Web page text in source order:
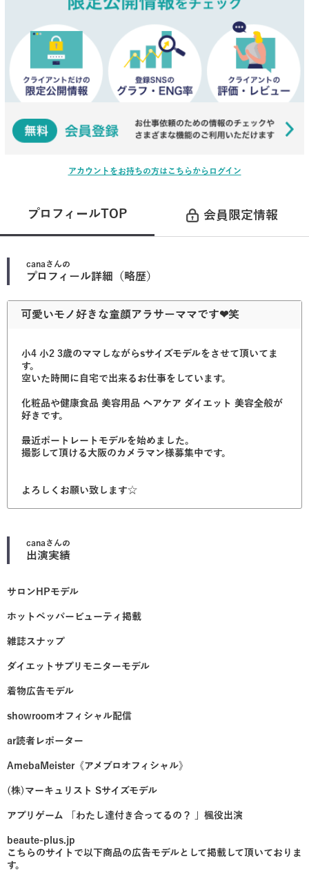
アカウントをお持ちの方はこちらからログイン
プロフィールTOP 会員限定情報
canaさんの
プロフィール詳細（略歴）
可愛いモノ好きな童顔アラサーママです❤︎笑
小4 小2 3歳のママしながらsサイズモデルをさせて頂いてま
す。
空いた時間に自宅で出来るお仕事をしています。
化粧品や健康食品 美容用品 ヘアケア ダイエット 美容全般が
好きです。
最近ポートレートモデルを始めました。
撮影して頂ける大阪のカメラマン様募集中です。
よろしくお願い致します☆
canaさんの
出演実績
サロンHPモデル
ホットペッパービューティ掲載
雑誌スナップ
ダイエットサプリモニターモデル
着物広告モデル
showroomオフィシャル配信
ar読者レポーター
AmebaMeister《アメブロオフィシャル》
(株)マーキュリスト Sサイズモデル
アプリゲーム 「わたし達付き合ってるの？ 」楓役出演
beaute-plus.jp
こちらのサイトで以下商品の広告モデルとして掲載して頂いておりま
す。